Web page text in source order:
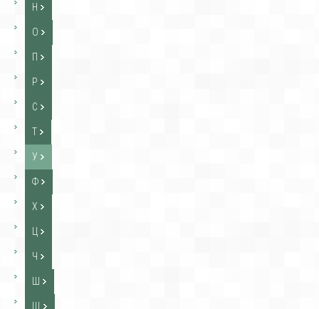
Н
О
П
Р
С
Т
У
Ф
Х
Ч